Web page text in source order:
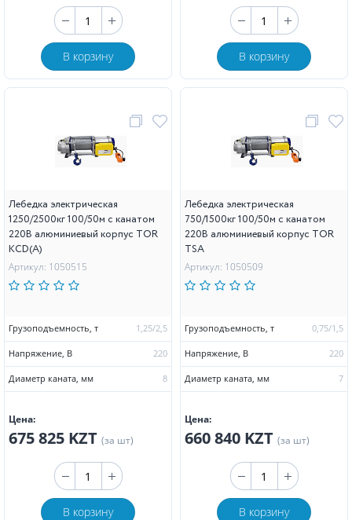
В корзину В корзину
Лебедка электрическая
1250/2500кг 100/50м с канатом
220В алюминиевый корпус TOR
KCD(А)
Артикул: 1050515
Грузоподъемность, т 1,25/2,5
Напряжение, В 220
Диаметр каната, мм 8
Цена:
675 825 KZT (за шт)
В корзину
Лебедка электрическая
750/1500кг 100/50м с канатом
220В алюминиевый корпус TOR
TSA
Артикул: 1050509
Грузоподъемность, т 0,75/1,5
Напряжение, В 220
Диаметр каната, мм 7
Цена:
660 840 KZT (за шт)
В корзину